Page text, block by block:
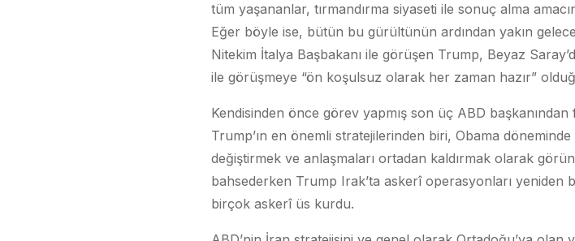
tüm yaşananlar, tırmandırma siyaseti ile sonuç alma
Eğer böyle ise, bütün bu gürültünün ardından yakın
Nitekim İtalya Başbakanı ile görüşen Trump, Beyaz
ile görüşmeye “ön koşulsuz olarak her zaman hazır”
Kendisinden önce görev yapmış son üç ABD
Trump’ın en önemli stratejilerinden biri, Obama
değiştirmek ve anlaşmaları ortadan kaldırmak olarak
bahsederken Trump Irak’ta askerî operasyonları yeniden
birçok askerî üs kurdu.